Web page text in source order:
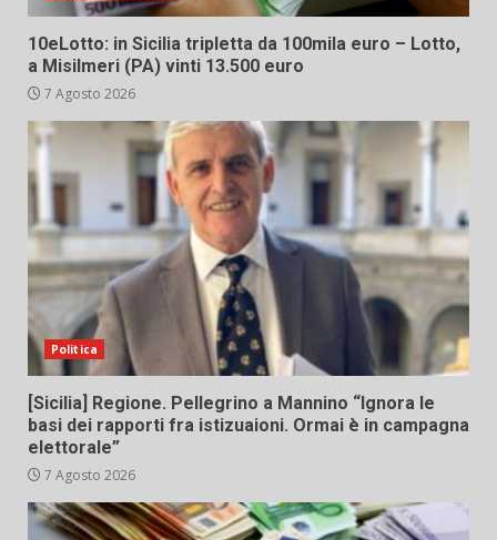
10eLotto: in Sicilia tripletta da 100mila euro – Lotto,
a Misilmeri (PA) vinti 13.500 euro
7 Agosto 2026
Politica
[Sicilia] Regione. Pellegrino a Mannino “Ignora le
basi dei rapporti fra istizuaioni. Ormai è in campagna
elettorale”
7 Agosto 2026